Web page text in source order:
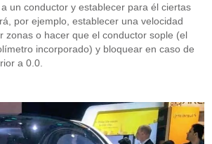
un conductor y establecer para él ciertas
por ejemplo, establecer una velocidad
zonas o hacer que el conductor sople (el
incorporado) y bloquear en caso de
a 0.0.